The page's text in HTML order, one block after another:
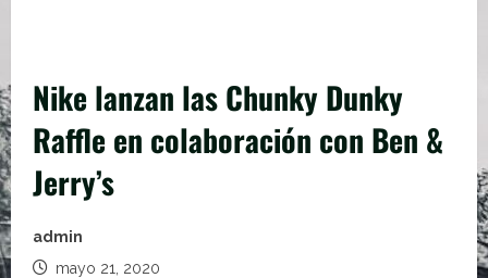
Nike lanzan las Chunky Dunky
Raffle en colaboración con Ben &
Jerry’s
admin
mayo 21, 2020